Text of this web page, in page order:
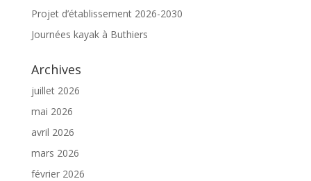
Projet d’établissement 2026-2030
Journées kayak à Buthiers
Archives
juillet 2026
mai 2026
avril 2026
mars 2026
février 2026